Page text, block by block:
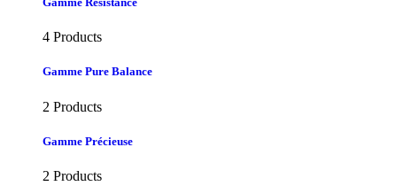
4 Products
Gamme Pure Balance
2 Products
Gamme Précieuse
2 Products